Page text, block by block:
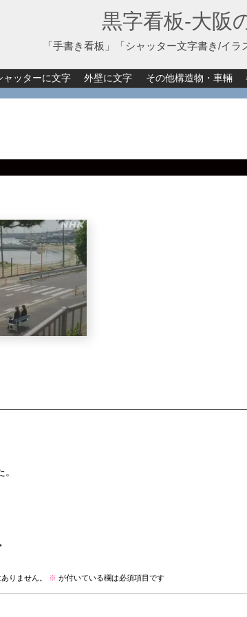
黒字看板‐大阪
「手書き看板」「シャッター文字書き/イ
ャッターに文字 外壁に文字 その他構造物・車輛
りません。 ※ が付いている欄は必須項目です